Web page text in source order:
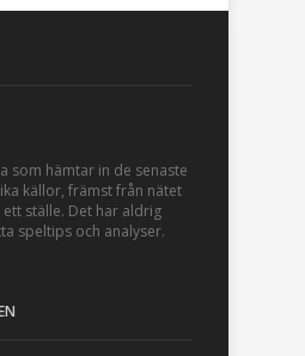
som hämtar in de senaste
källor, främst från nätet
ställe. Det har aldrig
speltips och analyser.